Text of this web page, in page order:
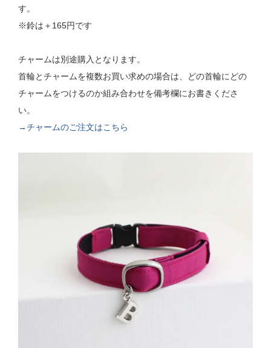
す。
※鈴は＋165円です
チャームは別途購入となります。
首輪とチャームを複数お買い求めの場合は、どの首輪にどの
チャームをつけるのか組み合わせを備考欄にお書きくださ
い。
→チャームのご注文はこちら